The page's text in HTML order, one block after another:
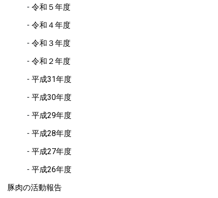
令和５年度
令和４年度
令和３年度
令和２年度
平成31年度
平成30年度
平成29年度
平成28年度
平成27年度
平成26年度
豚肉の活動報告